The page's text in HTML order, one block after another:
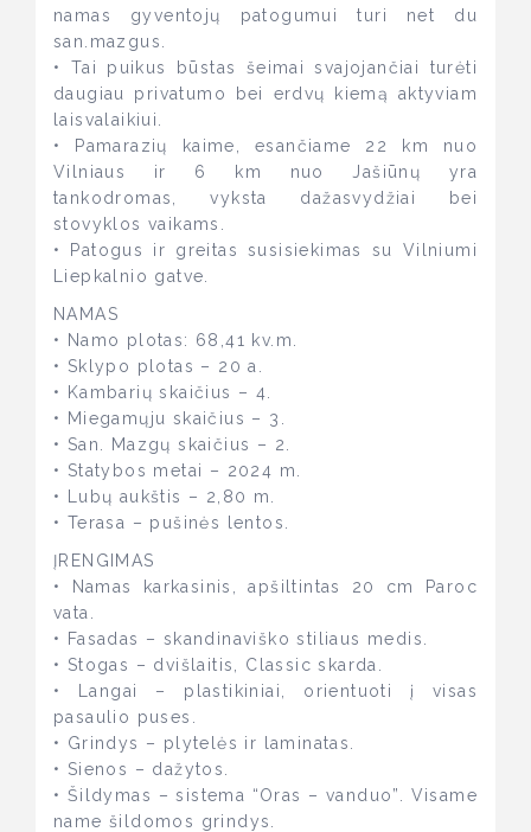
namas gyventojų patogumui turi net du
san.mazgus.
• Tai puikus būstas šeimai svajojančiai turėti
daugiau privatumo bei erdvų kiemą aktyviam
laisvalaikiui.
• Pamarazių kaime, esančiame 22 km nuo
Vilniaus ir 6 km nuo Jašiūnų yra
tankodromas, vyksta dažasvydžiai bei
stovyklos vaikams.
• Patogus ir greitas susisiekimas su Vilniumi
Liepkalnio gatve.
NAMAS
• Namo plotas: 68,41 kv.m.
• Sklypo plotas – 20 a.
• Kambarių skaičius – 4.
• Miegamųju skaičius – 3.
• San. Mazgų skaičius – 2.
• Statybos metai – 2024 m.
• Lubų aukštis – 2,80 m.
• Terasa – pušinės lentos.
ĮRENGIMAS
• Namas karkasinis, apšiltintas 20 cm Paroc
vata.
• Fasadas – skandinaviško stiliaus medis.
• Stogas – dvišlaitis, Classic skarda.
• Langai – plastikiniai, orientuoti į visas
pasaulio puses.
• Grindys – plytelės ir laminatas.
• Sienos – dažytos.
• Šildymas – sistema “Oras – vanduo”. Visame
name šildomos grindys.